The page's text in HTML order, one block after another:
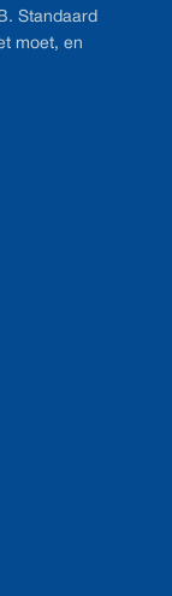
Standaard
moet, en